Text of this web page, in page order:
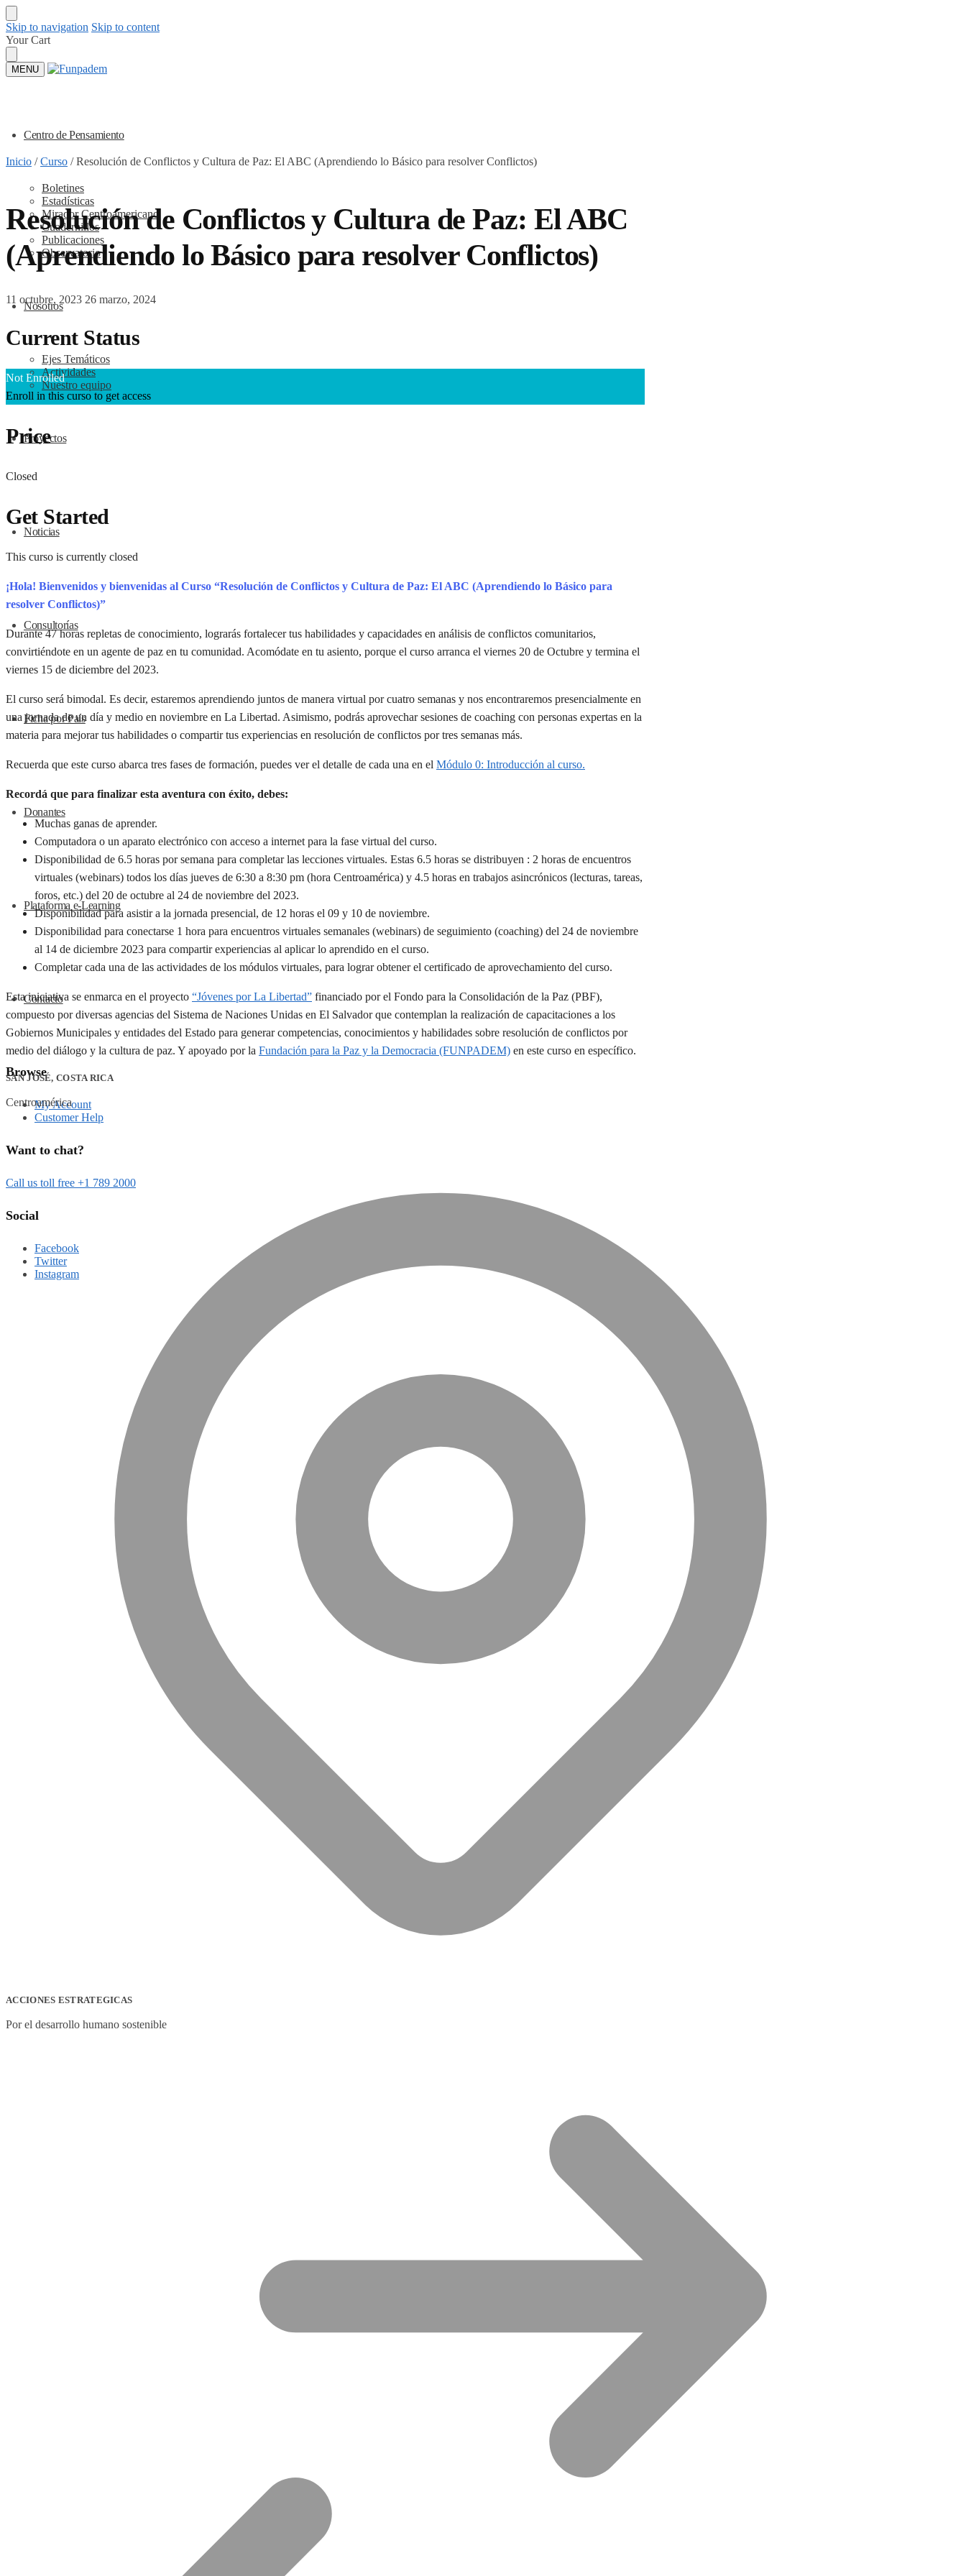
Skip to navigation Skip to content
Your Cart
MENU
Centro de Pensamiento
Boletines
Estadísticas
Mirador Centroamericano
Cuadernillos
Publicaciones
Observatorio
Nosotros
Ejes Temáticos
Actividades
Nuestro equipo
Proyectos
Noticias
Consultorías
Ficha por País
Donantes
Plataforma e-Learning
Contacto
Browse
My Account
Customer Help
Want to chat?
Call us toll free +1 789 2000
Social
Facebook
Twitter
Instagram
Inicio /Curso /Resolución de Conflictos y Cultura de Paz: El ABC (Aprendiendo lo Básico para resolver Conflictos)
Resolución de Conflictos y Cultura de Paz: El ABC
(Aprendiendo lo Básico para resolver Conflictos)
11 octubre, 2023 26 marzo, 2024
Current Status
Not Enrolled
Enroll in this curso to get access
Price
Closed
Get Started
This curso is currently closed
¡Hola! Bienvenidos y bienvenidas al Curso “Resolución de Conflictos y Cultura de Paz: El ABC (Aprendiendo lo Básico para
resolver Conflictos)”
Durante 47 horas repletas de conocimiento, lograrás fortalecer tus habilidades y capacidades en análisis de conflictos comunitarios,
convirtiéndote en un agente de paz en tu comunidad. Acomódate en tu asiento, porque el curso arranca el viernes 20 de Octubre y termina el
viernes 15 de diciembre del 2023.
El curso será bimodal. Es decir, estaremos aprendiendo juntos de manera virtual por cuatro semanas y nos encontraremos presencialmente en
una jornada de un día y medio en noviembre en La Libertad. Asimismo, podrás aprovechar sesiones de coaching con personas expertas en la
materia para mejorar tus habilidades o compartir tus experiencias en resolución de conflictos por tres semanas más.
Recuerda que este curso abarca tres fases de formación, puedes ver el detalle de cada una en el Módulo 0: Introducción al curso.
Recordá que para finalizar esta aventura con éxito, debes:
Muchas ganas de aprender.
Computadora o un aparato electrónico con acceso a internet para la fase virtual del curso.
Disponibilidad de 6.5 horas por semana para completar las lecciones virtuales. Estas 6.5 horas se distribuyen : 2 horas de encuentros
virtuales (webinars) todos los días jueves de 6:30 a 8:30 pm (hora Centroamérica) y 4.5 horas en trabajos asincrónicos (lecturas, tareas,
foros, etc.) del 20 de octubre al 24 de noviembre del 2023.
Disponibilidad para asistir a la jornada presencial, de 12 horas el 09 y 10 de noviembre.
Disponibilidad para conectarse 1 hora para encuentros virtuales semanales (webinars) de seguimiento (coaching) del 24 de noviembre
al 14 de diciembre 2023 para compartir experiencias al aplicar lo aprendido en el curso.
Completar cada una de las actividades de los módulos virtuales, para lograr obtener el certificado de aprovechamiento del curso.
Esta iniciativa se enmarca en el proyecto “Jóvenes por La Libertad” financiado por el Fondo para la Consolidación de la Paz (PBF),
compuesto por diversas agencias del Sistema de Naciones Unidas en El Salvador que contemplan la realización de capacitaciones a los
Gobiernos Municipales y entidades del Estado para generar competencias, conocimientos y habilidades sobre resolución de conflictos por
medio del diálogo y la cultura de paz. Y apoyado por la Fundación para la Paz y la Democracia (FUNPADEM) en este curso en específico.
SAN JOSÉ, COSTA RICA
Centroamérica
ACCIONES ESTRATEGICAS
Por el desarrollo humano sostenible